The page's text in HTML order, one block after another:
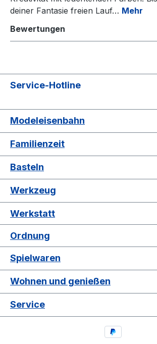
deiner Fantasie freien Lauf… Mehr
Bewertungen
Service-Hotline
Modeleisenbahn
Familienzeit
Basteln
Werkzeug
Werkstatt
Ordnung
Spielwaren
Wohnen und genießen
Service